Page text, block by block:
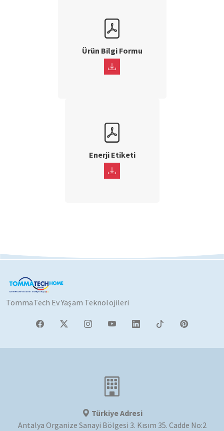
Ürün Bilgi Formu
Enerji Etiketi
TommaTech Ev Yaşam Teknolojileri
Türkiye Adresi
Antalya Organize Sanayi Bölgesi 3. Kısım 35. Cadde No:2